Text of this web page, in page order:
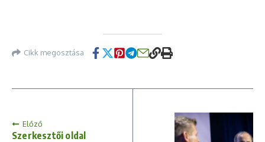
Cikk megosztása
Előző
Szerkesztői oldal